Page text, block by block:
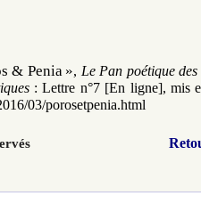
& Penia », Le Pan poétique
: Lettre n°7 [En ligne], mis
03/porosetpenia.html